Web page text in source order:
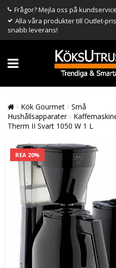
Frågor? Mejla oss på
Alla våra produkter till Outlet-
snabb leverans!
Kök Gourmet
Små
Hushållsapparater
Therm II Svart 1050 W 1 L
REA 20%